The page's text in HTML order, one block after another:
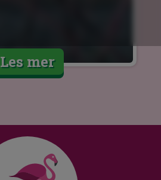
Les mer